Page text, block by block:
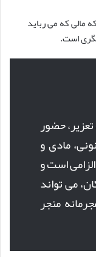
مالی که می رباید
است.
حضور
مادی و
است و
می تواند
منجر